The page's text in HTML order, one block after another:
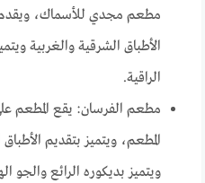
مطعم مجدي للأسماك،
الأطباق الشرقية والغربية
الراقية.
المطعم، ويتميز بتقديم
ويتميز بديكوره الرائع والجو